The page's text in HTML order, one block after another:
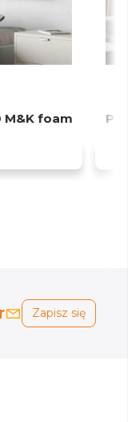
M&K foam
Zapisz się